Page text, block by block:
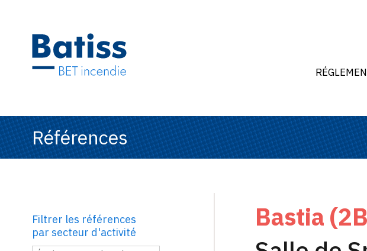
Références
Filtrer les références
par secteur d'activité
Bastia